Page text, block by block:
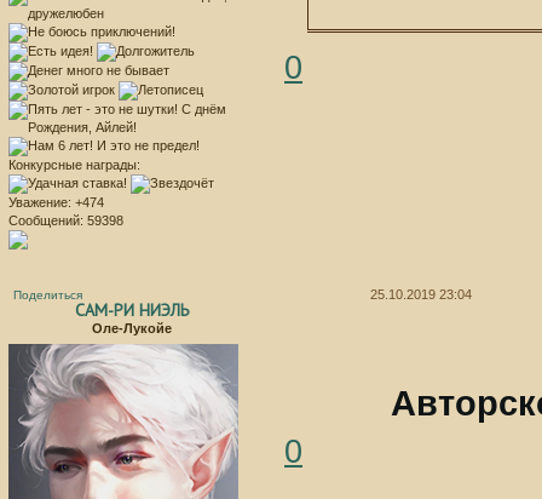
Конкурсные награды:
Уважение: +474
Сообщений: 59398
0
Поделиться 25.10.2019 23:04
САМ-РИ НИЭЛЬ
Оле-Лукойе
0